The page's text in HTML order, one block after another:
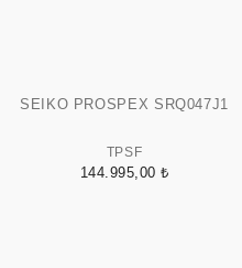
SEIKO PROSPEX SRQ047J1
TPSF
144.995,00 ₺